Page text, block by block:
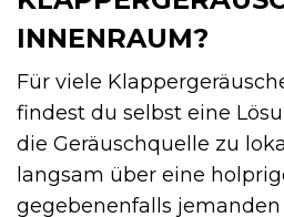
INNENRAUM?
Für viele
findest du selbst eine
die Geräuschquelle zu
langsam über eine
gegebenenfalls